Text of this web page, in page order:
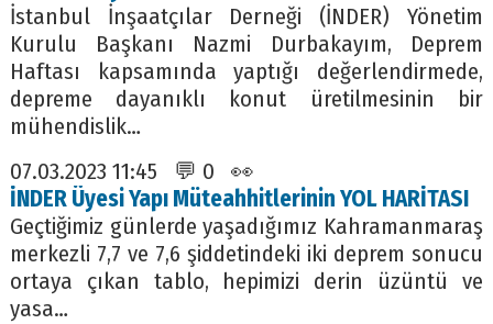
İstanbul İnşaatçılar Derneği (İNDER) Yönetim
Kurulu Başkanı Nazmi Durbakayım, Deprem
Haftası kapsamında yaptığı değerlendirmede,
depreme dayanıklı konut üretilmesinin bir
mühendislik…
07.03.2023 11:45 💬 0 👀
İNDER Üyesi Yapı Müteahhitlerinin YOL HARİTASI
Geçtiğimiz günlerde yaşadığımız Kahramanmaraş
merkezli 7,7 ve 7,6 şiddetindeki iki deprem sonucu
ortaya çıkan tablo, hepimizi derin üzüntü ve
yasa…